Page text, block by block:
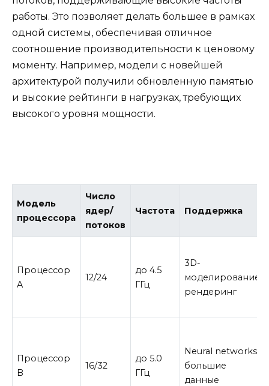
работы. Это позволяет делать большее в рамках
одной системы, обеспечивая отличное
соотношение производительности к ценовому
моменту. Например, модели с новейшей
архитектурой получили обновленную памятью
и высокие рейтинги в нагрузках, требующих
высокого уровня мощности.
Модель
процессора
Число
ядер/
потоков
Частота Поддержка
Процессор
A
12/24
до 4.5
ГГц
3D-
моделирование,
рендеринг
Процессор
B
16/32
до 5.0
ГГц
Neural networks,
большие
данные